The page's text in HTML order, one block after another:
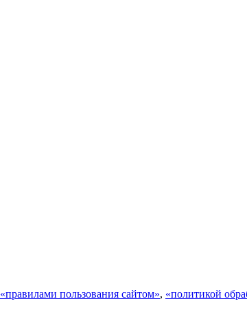
«правилами пользования сайтом», «политикой